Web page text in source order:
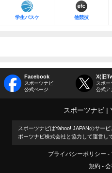
学生バスケ 他競技
Facebook
スポーツナビ
公式ページ
X(旧
スポー
公式ア
スポーツナビ
スポーツナビはYahoo! JAPANのサー
ポーツナビ株式会社と協力して運営し
プライバシーポリシー
規約